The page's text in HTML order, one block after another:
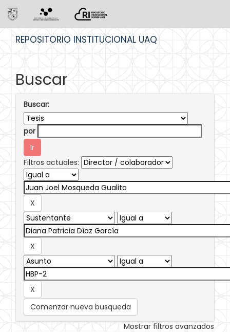
REPOSITORIO INSTITUCIONAL UAQ
Buscar
Buscar:
por
Filtros actuales:
Comenzar nueva busqueda
Mostrar filtros avanzados